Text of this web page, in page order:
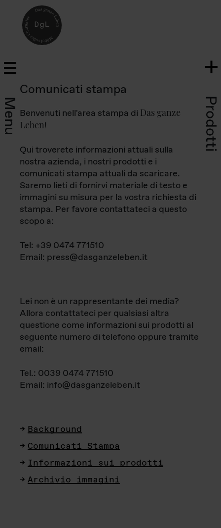
Menu Prodotti
Comunicati stampa
Benvenuti nell'area stampa di Das ganze
Leben!
Qui troverete informazioni attuali sulla
nostra azienda, i nostri prodotti e i
comunicati stampa attuali da scaricare.
Saremo lieti di fornirvi materiale di testo e
immagini su misura per la vostra richiesta di
stampa. Per favore contattateci a questo
scopo a:
Tel: +39 0474 771510
Email: press@dasganzeleben.it
Lei non è un rappresentante dei media?
Allora contattateci per qualsiasi altra
questione come informazioni sui prodotti al
seguente numero di telefono oppure tramite
email:
Tel.: 0039 0474 771510
Email: info@dasganzeleben.it
Background
Comunicati Stampa
Informazioni sui prodotti
Archivio immagini